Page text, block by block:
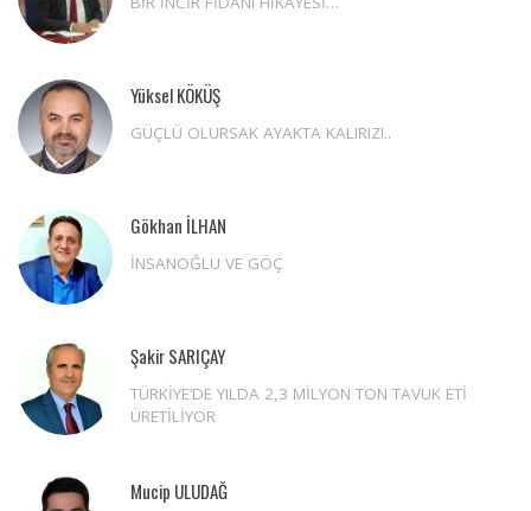
Yüksel KÖKÜŞ
GÜÇLÜ OLURSAK AYAKTA KALIRIZ!..
Gökhan İLHAN
İNSANOĞLU VE GÖÇ
Şakir SARIÇAY
TÜRKİYE’DE YILDA 2,3 MİLYON TON TAVUK ETİ
ÜRETİLİYOR
Mucip ULUDAĞ